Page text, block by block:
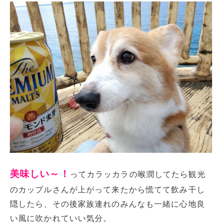
美味しい～！ ってカラッカラの喉潤してたら観光
のカップルさんが上がって来たから慌てて飲み干し
隠したら、その後家族連れのみんなも一緒に心地良
い風に吹かれていい気分。